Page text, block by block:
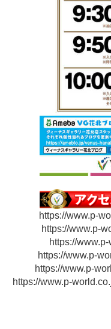
https://www.p-
https://www.p-
https://
https://www.p-
https://www.p-
https://www.p-